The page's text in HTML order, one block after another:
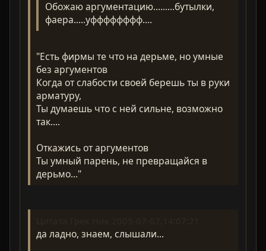
Обожаю аргументацию.........бутылки,
фаера.....уфффффффф....
"Есть фирмы те что на дерьме, но умные
без аргументов
Когда от слабости своей берешь ты в руки
арматуру,
Ты думаешь что с ней сильне, возможно
так....
Откажись от аргументов
Ты умный парень, не превращайся в
дерьмо..."
да ладно, знаем, слышали...